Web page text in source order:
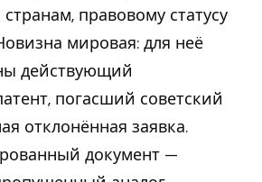
правовому статусу
мировая: для неё
действующий
погасший советский
отклонённая заявка.
документ —